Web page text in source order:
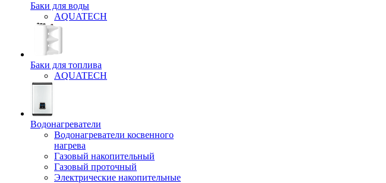
Баки для воды
AQUATECH
Баки для топлива
AQUATECH
Водонагреватели
Водонагреватели косвенного
нагрева
Газовый накопительный
Газовый проточный
Электрические накопительные